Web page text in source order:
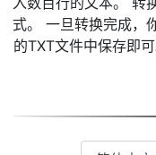
式。 一旦转换完成，
的TXT文件中保存即